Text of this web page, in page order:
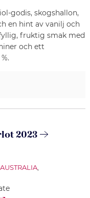
godis, skogshallon,
en hint av vanilj och
fruktig smak med
och ett
2023
,